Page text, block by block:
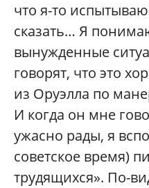
что я-то
сказать… Я
вынужденные
говорят, что это
из Оруэлла по
И когда он мне
ужасно рады, я
советское время)
трудящихся». По-